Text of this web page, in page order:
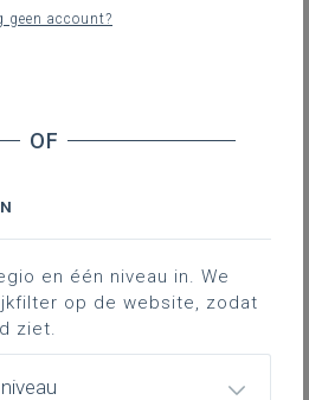
geen account?
en één niveau in. We
op de website, zodat
ziet.